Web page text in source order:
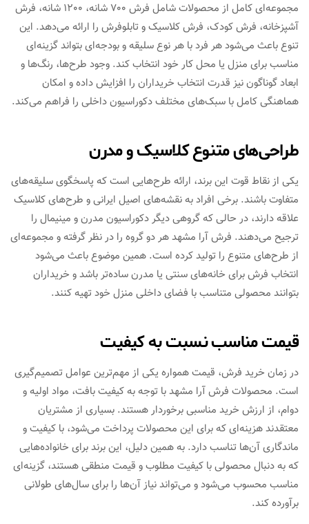
مجموعه‌ای کامل از محصولات شامل فرش 700 شانه، 1200 شانه، فرش
آشپزخانه، فرش کودک، فرش کلاسیک و تابلوفرش را ارائه می‌دهد. این
تنوع باعث می‌شود هر فرد با هر نوع سلیقه و بودجه‌ای بتواند گزینه‌ای
مناسب برای منزل یا محل کار خود انتخاب کند. وجود طرح‌ها، رنگ‌ها و
ابعاد گوناگون نیز قدرت انتخاب خریداران را افزایش داده و امکان
هماهنگی کامل با سبک‌های مختلف دکوراسیون داخلی را فراهم می‌کند.
طراحی‌های متنوع کلاسیک و مدرن
یکی از نقاط قوت این برند، ارائه طرح‌هایی است که پاسخگوی سلیقه‌های
متفاوت باشند. برخی افراد به نقشه‌های اصیل ایرانی و طرح‌های کلاسیک
علاقه دارند، در حالی که گروهی دیگر دکوراسیون مدرن و مینیمال را
ترجیح می‌دهند. فرش آرا مشهد هر دو گروه را در نظر گرفته و مجموعه‌ای
از طرح‌های متنوع را تولید کرده است. همین موضوع باعث می‌شود
انتخاب فرش برای خانه‌های سنتی یا مدرن ساده‌تر باشد و خریداران
بتوانند محصولی متناسب با فضای داخلی منزل خود تهیه کنند.
قیمت مناسب نسبت به کیفیت
در زمان خرید فرش، قیمت همواره یکی از مهم‌ترین عوامل تصمیم‌گیری
است. محصولات فرش آرا مشهد با توجه به کیفیت بافت، مواد اولیه و
دوام، از ارزش خرید مناسبی برخوردار هستند. بسیاری از مشتریان
معتقدند هزینه‌ای که برای این محصولات پرداخت می‌شود، با کیفیت و
ماندگاری آن‌ها تناسب دارد. به همین دلیل، این برند برای خانواده‌هایی
که به دنبال محصولی با کیفیت مطلوب و قیمت منطقی هستند، گزینه‌ای
مناسب محسوب می‌شود و می‌تواند نیاز آن‌ها را برای سال‌های طولانی
برآورده کند.